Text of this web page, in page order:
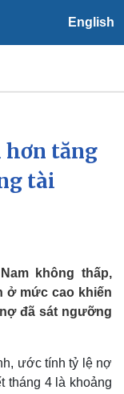
English
tiết
hơn tăng
tài
không thấp,
ở mức cao khiến
đã sát ngưỡng
ước tính tỷ lệ nợ
tháng 4 là khoảng